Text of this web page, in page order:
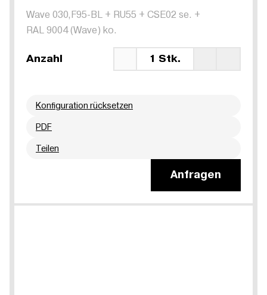
Wave 030,F95-BL + RU55 + CSE02 se. +
RAL 9004 (Wave) ko.
Anzahl 1 Stk.
Konfiguration rücksetzen
PDF
Teilen
Anfragen